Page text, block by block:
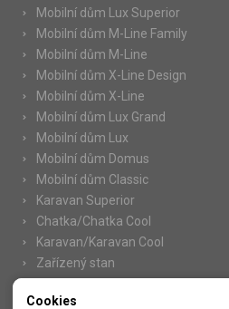
Mobilní dům Lux Superior
Mobilní dům M-Line Family
Mobilní dům M-Line
Mobilní dům X-Line Design
Mobilní dům X-Line
Mobilní dům Lux Grand
Mobilní dům Lux
Mobilní dům Domus
Mobilní dům Classic
Karavan Superior
Chatka/Chatka Cool
Karavan/Karavan Cool
Zařízený stan
Cookies